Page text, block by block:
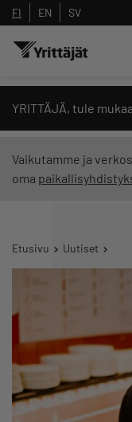
FI EN SV
YRITTÄJÄ, tule
Vaikutamme ja
oma
Etusivu Uutiset
Hae
Yrittäjien
Suodata